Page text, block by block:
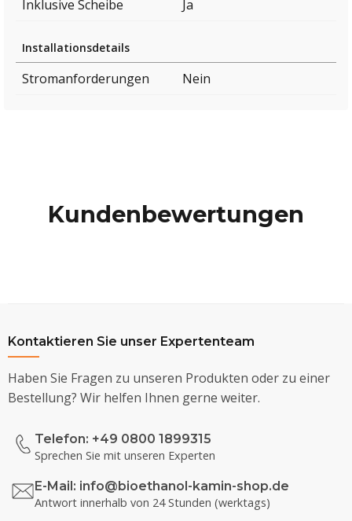
Inklusive Scheibe Ja
Installationsdetails
Stromanforderungen Nein
Kundenbewertungen
Kontaktieren Sie unser Expertenteam
Haben Sie Fragen zu unseren Produkten oder zu einer
Bestellung? Wir helfen Ihnen gerne weiter.
Telefon: +49 0800 1899315
Sprechen Sie mit unseren Experten
E-Mail: info@bioethanol-kamin-shop.de
Antwort innerhalb von 24 Stunden (werktags)